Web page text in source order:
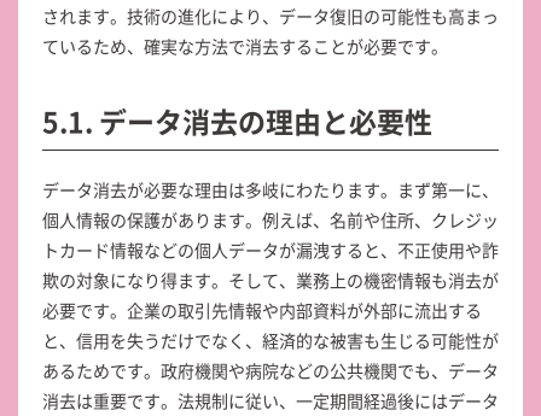
されます。技術の進化により、データ復旧の可能性も高まっ
ているため、確実な方法で消去することが必要です。
5.1. データ消去の理由と必要性
データ消去が必要な理由は多岐にわたります。まず第一に、
個人情報の保護があります。例えば、名前や住所、クレジッ
トカード情報などの個人データが漏洩すると、不正使用や詐
欺の対象になり得ます。そして、業務上の機密情報も消去が
必要です。企業の取引先情報や内部資料が外部に流出する
と、信用を失うだけでなく、経済的な被害も生じる可能性が
あるためです。政府機関や病院などの公共機関でも、データ
消去は重要です。法規制に従い、一定期間経過後にはデータ